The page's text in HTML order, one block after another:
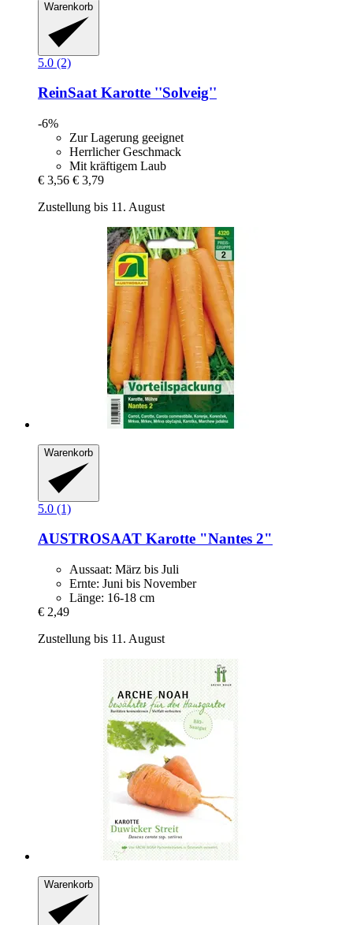
Warenkorb
5.0 (2)
ReinSaatKarotte ''Solveig''
-6%
Zur Lagerung geeignet
Herrlicher Geschmack
Mit kräftigem Laub
€ 3,56 € 3,79
Zustellung bis 11. August
Warenkorb
5.0 (1)
AUSTROSAAT Karotte "Nantes 2"
Aussaat: März bis Juli
Ernte: Juni bis November
Länge: 16-18 cm
€ 2,49
Zustellung bis 11. August
Warenkorb